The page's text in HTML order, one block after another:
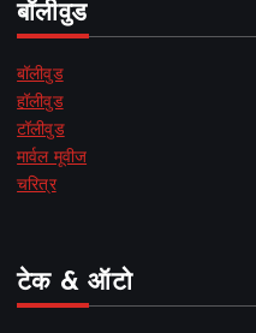
बॉलीवुड
बॉलीवुड
हॉलीवुड
टॉलीवुड
मार्वल मूवीज
चरित्र
टेक & ऑटो